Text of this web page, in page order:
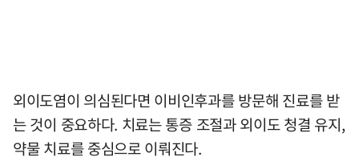
외이도염이 의심된다면 이비인후과를 방문해 진료를 받
는 것이 중요하다. 치료는 통증 조절과 외이도 청결 유지,
약물 치료를 중심으로 이뤄진다.